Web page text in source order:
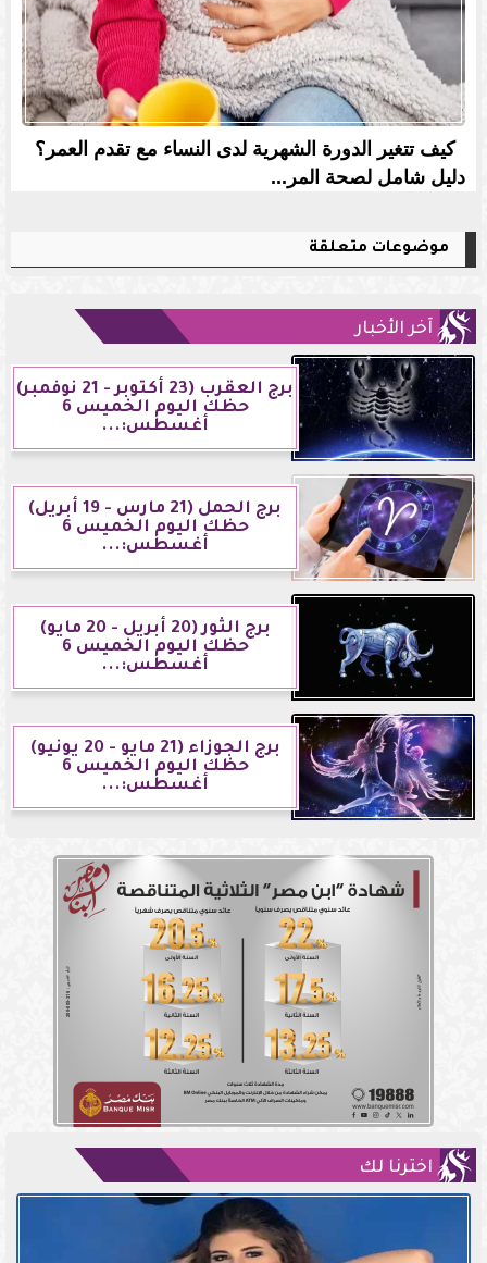
كيف تتغير الدورة الشهرية لدى النساء مع تقدم العمر؟
دليل شامل لصحة المر...
موضوعات متعلقة
آخر الأخبار
برج العقرب (23 أكتوبر - 21 نوفمبر)
حظك اليوم الخميس 6
أغسطس:...
برج الحمل (21 مارس - 19 أبريل)
حظك اليوم الخميس 6
أغسطس:...
برج الثور (20 أبريل - 20 مايو)
حظك اليوم الخميس 6
أغسطس:...
برج الجوزاء (21 مايو - 20 يونيو)
حظك اليوم الخميس 6
أغسطس:...
اخترنا لك